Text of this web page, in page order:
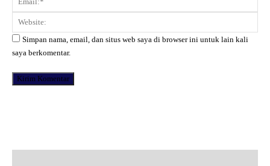
Simpan nama, email, dan situs web saya di browser ini untuk lain kali
saya berkomentar.